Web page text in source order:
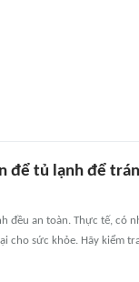
để tủ lạnh để
đều an toàn. Thực tế, có
cho sức khỏe. Hãy kiểm